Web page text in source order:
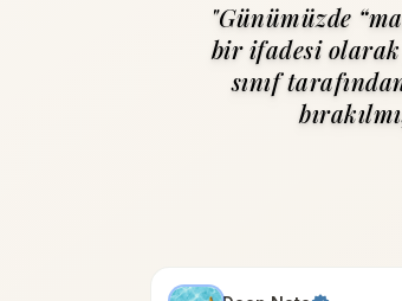
"Günümüzde
bir ifadesi
sı­nıf